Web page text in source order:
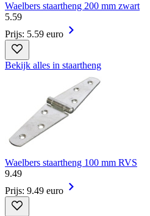
Waelbers staartheng 200 mm zwart
5.59
Prijs: 5.59 euro
Bekijk alles in staartheng
Waelbers staartheng 100 mm RVS
9.49
Prijs: 9.49 euro